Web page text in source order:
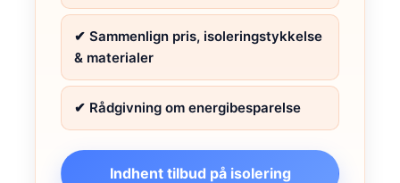
✔ Sammenlign pris, isoleringstykkelse
& materialer
✔ Rådgivning om energibesparelse
Indhent tilbud på isolering